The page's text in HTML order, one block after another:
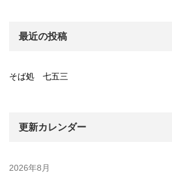
最近の投稿
そば処 七五三
更新カレンダー
2026年8月